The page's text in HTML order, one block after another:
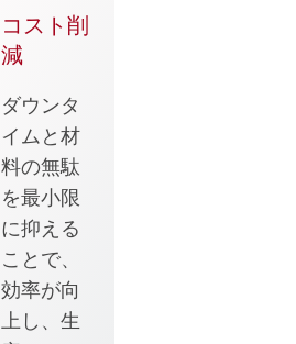
コスト削
減
ダウンタ
イムと材
料の無駄
を最小限
に抑える
ことで、
効率が向
上し、生